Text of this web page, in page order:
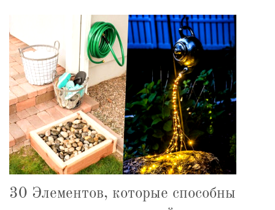
30 Элементов, которые способны